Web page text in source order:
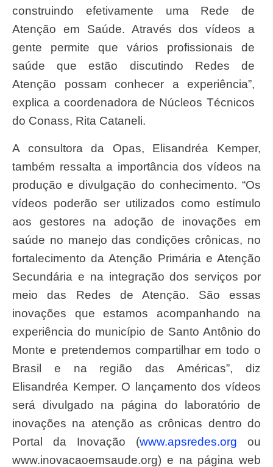
construindo efetivamente uma Rede de
Atenção em Saúde. Através dos vídeos a
gente permite que vários profissionais de
saúde que estão discutindo Redes de
Atenção possam conhecer a experiência”,
explica a coordenadora de Núcleos Técnicos
do Conass, Rita Cataneli.
A consultora da Opas, Elisandréa Kemper,
também ressalta a importância dos vídeos na
produção e divulgação do conhecimento. “Os
vídeos poderão ser utilizados como estímulo
aos gestores na adoção de inovações em
saúde no manejo das condições crônicas, no
fortalecimento da Atenção Primária e Atenção
Secundária e na integração dos serviços por
meio das Redes de Atenção. São essas
inovações que estamos acompanhando na
experiência do município de Santo Antônio do
Monte e pretendemos compartilhar em todo o
Brasil e na região das Américas”, diz
Elisandréa Kemper. O lançamento dos vídeos
será divulgado na página do laboratório de
inovações na atenção as crônicas dentro do
Portal da Inovação (www.apsredes.org ou
www.inovacaoemsaude.org) e na página web